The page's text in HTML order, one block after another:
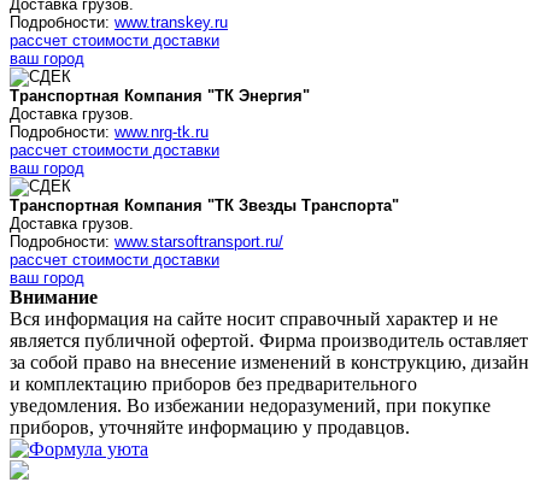
Доставка грузов.
Подробности: www.transkey.ru
рассчет стоимости доставки
ваш город
Транспортная Компания "ТК Энергия"
Доставка грузов.
Подробности: www.nrg-tk.ru
рассчет стоимости доставки
ваш город
Транспортная Компания "ТК Звезды Транспорта"
Доставка грузов.
Подробности: www.starsoftransport.ru/
рассчет стоимости доставки
ваш город
Внимание
Вся информация на сайте носит справочный характер и не
является публичной офертой. Фирма производитель оставляет
за собой право на внесение изменений в конструкцию, дизайн
и комплектацию приборов без предварительного
уведомления. Во избежании недоразумений, при покупке
приборов, уточняйте информацию у продавцов.